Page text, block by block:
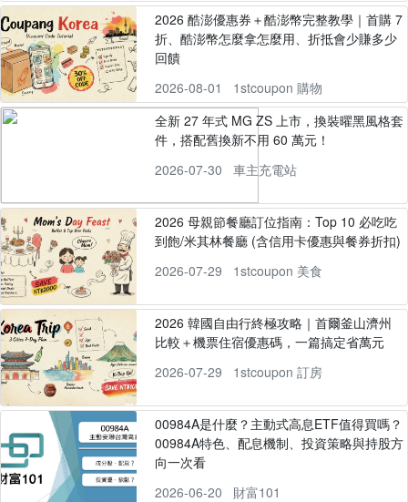
2026 酷澎優惠券＋酷澎幣完整教學｜首購 7
折、酷澎幣怎麼拿怎麼用、折抵會少賺多少
回饋
2026-08-01
1stcoupon 購物
全新 27 年式 MG ZS 上市，換裝曜黑風格套
件，搭配舊換新不用 60 萬元！
2026-07-30
車主充電站
2026 母親節餐廳訂位指南：Top 10 必吃吃
到飽/米其林餐廳 (含信用卡優惠與餐券折扣)
2026-07-29
1stcoupon 美食
2026 韓國自由行終極攻略｜首爾釜山濟州
比較＋機票住宿優惠碼，一篇搞定省萬元
2026-07-29
1stcoupon 訂房
00984A是什麼？主動式高息ETF值得買嗎？
00984A特色、配息機制、投資策略與持股方
向一次看
2026-06-20
財富101